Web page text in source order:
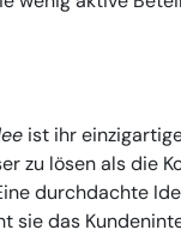
ist ihr
zu lösen als die
durchdachte
sie das